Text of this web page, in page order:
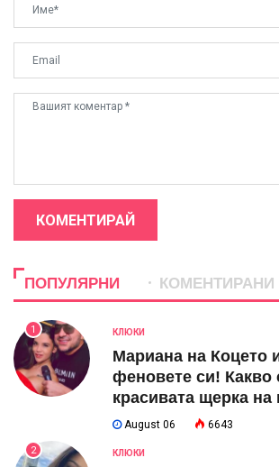
КОМЕНТИРАЙ
ПОПУЛЯРНИ КОМЕНТИРАНИ
1 КЛЮКИ
Мариана на Коцето
феновете си! Какво
красивата щерка на
August 06 6643
2 КЛЮКИ